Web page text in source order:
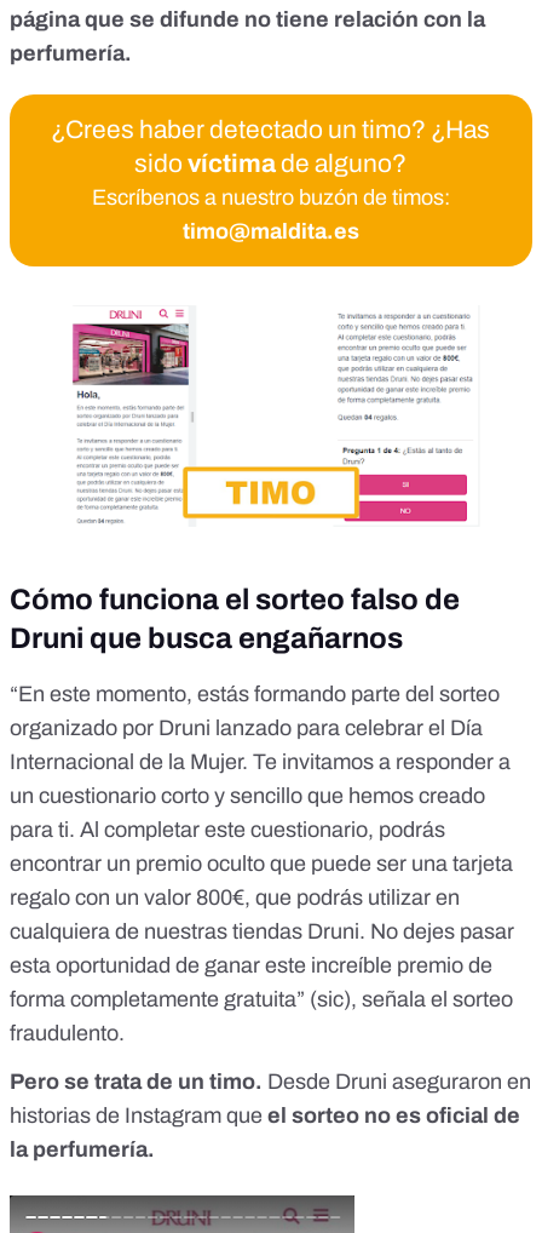
página que se difunde no tiene relación con la
perfumería.
¿Crees haber detectado un timo? ¿Has
sidovíctimade alguno?
Escríbenos a nuestro buzón de timos:
timo@maldita.es
Cómo funciona el sorteo falso de
Druni que busca engañarnos
“En este momento, estás formando parte del sorteo
organizado por Druni lanzado para celebrar el Día
Internacional de la Mujer. Te invitamos a responder a
un cuestionario corto y sencillo que hemos creado
para ti. Al completar este cuestionario, podrás
encontrar un premio oculto que puede ser una tarjeta
regalo con un valor 800€, que podrás utilizar en
cualquiera de nuestras tiendas Druni. No dejes pasar
esta oportunidad de ganar este increíble premio de
forma completamente gratuita” (sic), señala el sorteo
fraudulento.
Pero se trata de un timo. Desde Druni aseguraron en
historias de Instagram que el sorteo no es oficial de
la perfumería.